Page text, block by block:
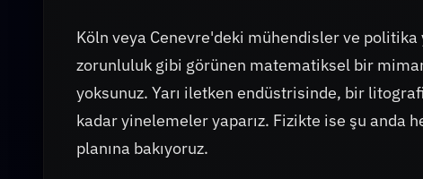
Köln veya Cenevre'deki mühendisler ve
zorunluluk gibi görünen matematiksel bir
yoksunuz. Yarı iletken endüstrisinde, bir
kadar yinelemeler yaparız. Fizikte ise şu anda
planına bakıyoruz.